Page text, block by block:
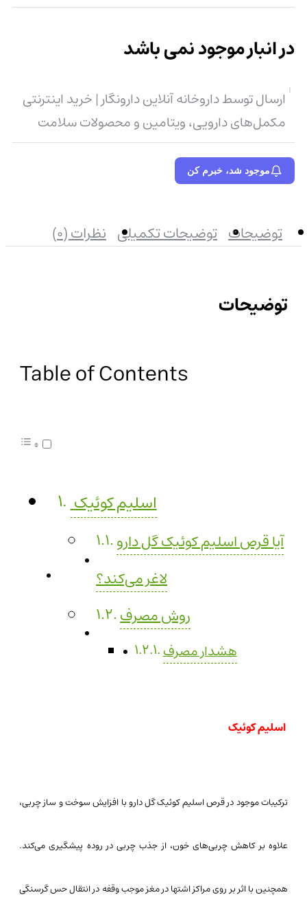
در انبار موجود نمی باشد
ارسال توسط داروخانه آنلاین دارونگار | خرید اینترنتی
مکمل‌های دارویی، ویتامین و محصولات سلامت
موجود شد، خبرم کن
توضیحات توضیحات تکمیلی نظرات (0)
توضیحات
Table of Contents
اسلیم کوئیک
آیا قرص اسلیم کوئیک گل دارو
لاغر می‌کند؟
روش مصرف
هشدار مصرف
اسلیم کوئیک
ترکیبات موجود در قرص اسلیم کوئیک گل دارو با افزایش سوخت و ساز چربی،
علاوه بر کاهش چربی‌های خون، از جذب چربی در روده پیشگیری می‌کند.
همچنین با اثر بر روی مراکز اشتها در مغز موجب وقفه در انتقال حس گرسنگی